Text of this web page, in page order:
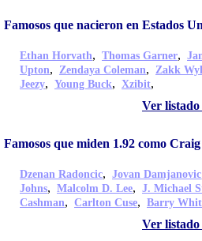
Famosos que nacieron en Estados
Ethan Horvath, Thomas Garner,
Upton, Zendaya Coleman, Zakk
Jeezy, Young Buck, Xzibit,
Ver
Famosos que miden 1.92 como
Dzenan Radoncic, Jovan Damjanovic
Johns, Malcolm D. Lee, J. Michael
Cashman, Carlton Cuse, Barry
Ver